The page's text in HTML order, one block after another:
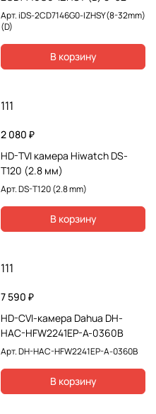
Арт. iDS-2CD7146G0-IZHSY(8-32mm)
(D)
В корзину
111
2 080 ₽
HD-TVI камера Hiwatch DS-
T120 (2.8 мм)
Арт.DS-T120 (2.8 mm)
В корзину
111
7 590 ₽
HD-CVI-камера Dahua DH-
HAC-HFW2241EP-A-0360B
Арт.DH-HAC-HFW2241EP-A-0360B
В корзину